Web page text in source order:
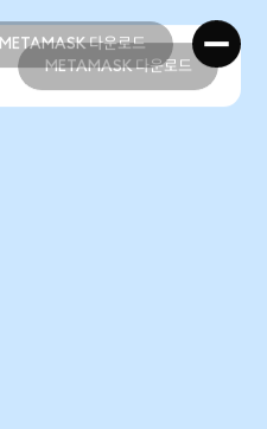
METAMASK 다운로드
METAMASK 다운로드
METAMASK 다운로드